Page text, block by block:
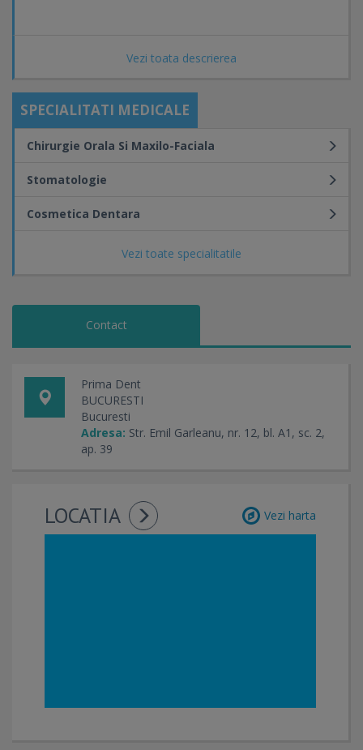
Vezi toata descrierea
SPECIALITATI MEDICALE
Vezi toate specialitatile
Chirurgie Orala Si Maxilo-Faciala
Stomatologie
Cosmetica Dentara
Contact
Prima Dent
BUCURESTI
Bucuresti
Adresa: Str. Emil Garleanu, nr. 12, bl. A1, sc. 2,
ap. 39
LOCATIA Vezi harta